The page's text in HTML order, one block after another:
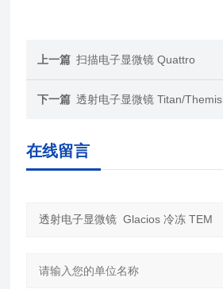
上一篇 扫描电子显微镜 Quattro
下一篇 透射电子显微镜 Titan/Themis
在线留言